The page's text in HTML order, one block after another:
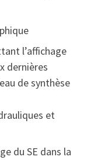
l’affichage
dernières
de synthèse
et
du SE dans la